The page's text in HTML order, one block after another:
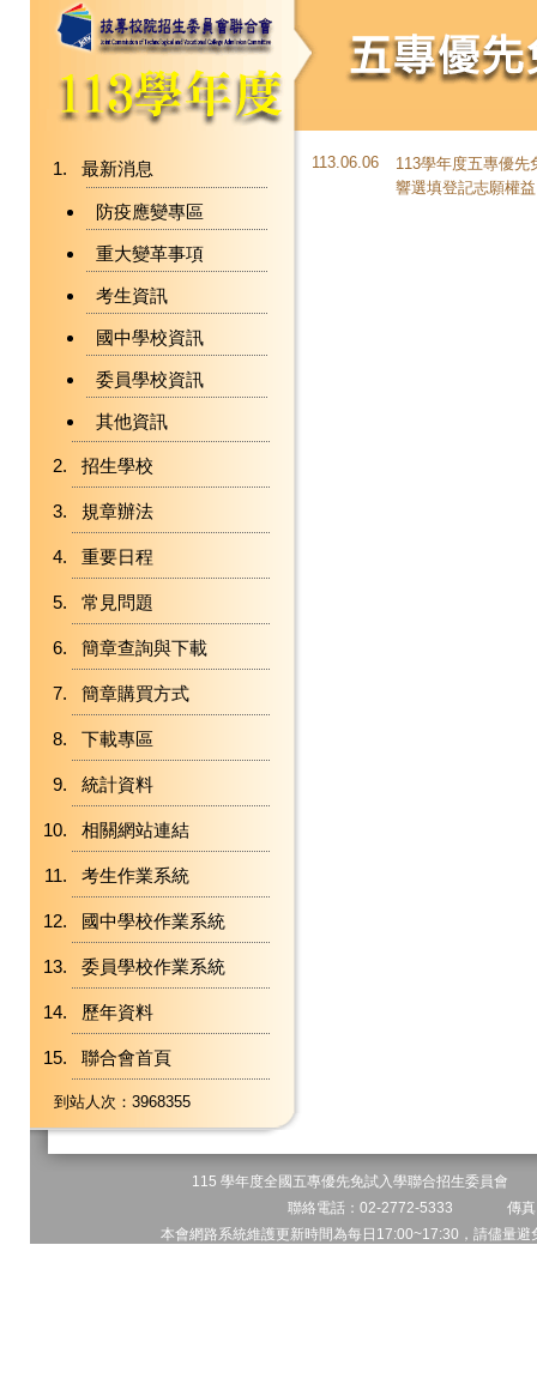
最新消息
防疫應變專區
重大變革事項
考生資訊
國中學校資訊
委員學校資訊
其他資訊
招生學校
規章辦法
重要日程
常見問題
簡章查詢與下載
簡章購買方式
下載專區
統計資料
相關網站連結
考生作業系統
國中學校作業系統
委員學校作業系統
歷年資料
聯合會首頁
到站人次：3968355
113.06.06
113學年度五專優先
響選填登記志願權
115 學年度全國五專優先免試入學聯合招生委員會
聯絡電話：02-2772-5333 傳
本會網路系統維護更新時間為每日17:00~17:30，請儘量